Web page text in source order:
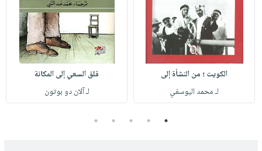
الكويت ؛ من النشأة إلى
لـ محمد اليوسفي
قلق السعي إلى المكانة
لـ آلان دو بوتون
1
2
3
4
5